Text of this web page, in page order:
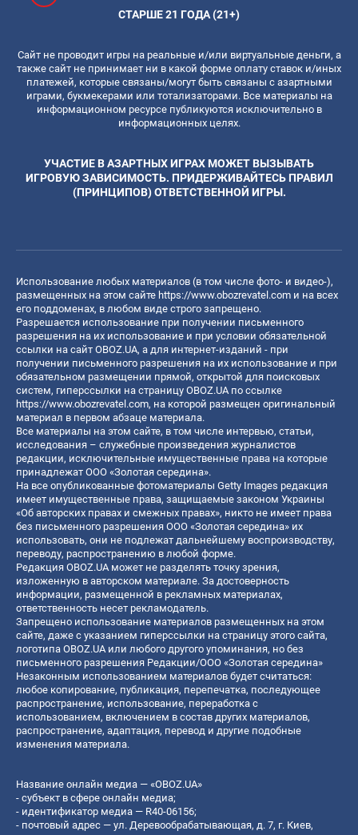
СТАРШЕ 21 ГОДА (21+)
Сайт не проводит игры на реальные и/или виртуальные деньги, а
также сайт не принимает ни в какой форме оплату ставок и/иных
платежей, которые связаны/могут быть связаны с азартными
играми, букмекерами или тотализаторами. Все материалы на
информационном ресурсе публикуются исключительно в
информационных целях.
УЧАСТИЕ В АЗАРТНЫХ ИГРАХ МОЖЕТ ВЫЗЫВАТЬ
ИГРОВУЮ ЗАВИСИМОСТЬ. ПРИДЕРЖИВАЙТЕСЬ ПРАВИЛ
(ПРИНЦИПОВ) ОТВЕТСТВЕННОЙ ИГРЫ.
Использование любых материалов (в том числе фото- и видео-),
размещенных на этом сайте https://www.obozrevatel.com и на всех
его поддоменах, в любом виде строго запрещено.
Разрешается использование при получении письменного
разрешения на их использование и при условии обязательной
ссылки на сайт OBOZ.UA, а для интернет-изданий - при
получении письменного разрешения на их использование и при
обязательном размещении прямой, открытой для поисковых
систем, гиперссылки на страницу OBOZ.UA по ссылке
https://www.obozrevatel.com, на которой размещен оригинальный
материал в первом абзаце материала.
Все материалы на этом сайте, в том числе интервью, статьи,
исследования – служебные произведения журналистов
редакции, исключительные имущественные права на которые
принадлежат ООО «Золотая середина».
На все опубликованные фотоматериалы Getty Images редакция
имеет имущественные права, защищаемые законом Украины
«Об авторских правах и смежных правах», никто не имеет права
без письменного разрешения ООО «Золотая середина» их
использовать, они не подлежат дальнейшему воспроизводству,
переводу, распространению в любой форме.
Редакция OBOZ.UA может не разделять точку зрения,
изложенную в авторском материале. За достоверность
информации, размещенной в рекламных материалах,
ответственность несет рекламодатель.
Запрещено использование материалов размещенных на этом
сайте, даже с указанием гиперссылки на страницу этого сайта,
логотипа OBOZ.UA или любого другого упоминания, но без
письменного разрешения Редакции/ООО «Золотая середина»
Незаконным использованием материалов будет считаться:
любое копирование, публикация, перепечатка, последующее
распространение, использование, переработка с
использованием, включением в состав других материалов,
распространение, адаптация, перевод и другие подобные
изменения материала.
Название онлайн медиа — «OBOZ.UA»
- субъект в сфере онлайн медиа;
- идентификатор медиа — R40-06156;
- почтовый адрес — ул. Деревообрабатывающая, д. 7, г. Киев,